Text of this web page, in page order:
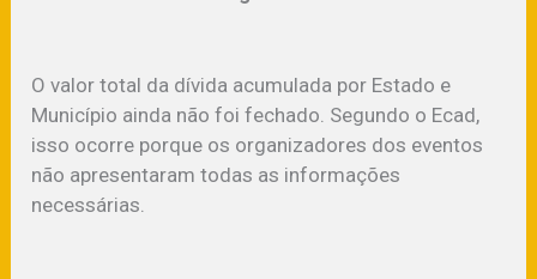
O valor total da dívida acumulada por Estado e
Município ainda não foi fechado. Segundo o Ecad,
isso ocorre porque os organizadores dos eventos
não apresentaram todas as informações
necessárias.